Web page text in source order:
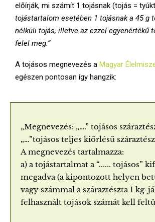
előírják, mi számít 1 tojásnak (tojás =
tojástartalom esetében 1 tojásnak a 45 g
nélküli tojás, illetve az ezzel egyenértékű
felel meg.”
A tojásos megnevezés a Magyar
egészen pontosan így hangzik:
„Megnevezés: „….” tojásos
„…”tojásos teljes kiőrlésű
A megnevezés tartalmazza:
a) a tojástartalmat a “...... tojásos”
megadva (a kipontozott helyen
vagy számmal a száraztészta 1 kg-
felhasznált tojások számát kell